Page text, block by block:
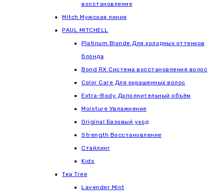
восстановление
Mitch Мужская линия
РАUL МITCHELL
Platinum Blonde Для холодных оттенков
блонда
Bond RX Система восстановления волос
Color Care Для окрашенных волос
Extra-Body Дополнительный объём
Moisture Увлажнение
Original Базовый уход
Strength Восстановление
Стайлинг
Kids
Tea Tree
Lavender Mint